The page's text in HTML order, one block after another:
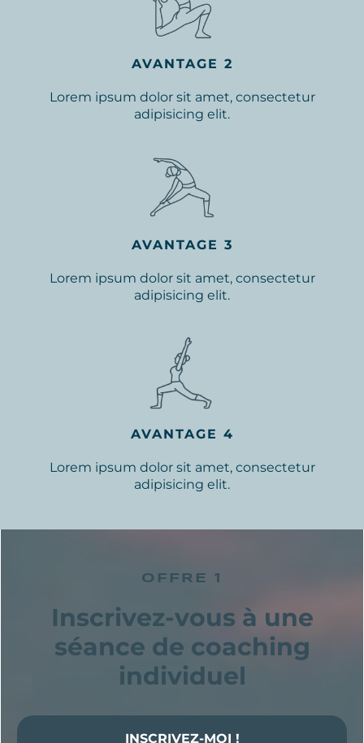
AVANTAGE 2
Lorem ipsum dolor sit amet, consectetur
adipisicing elit.
AVANTAGE 3
Lorem ipsum dolor sit amet, consectetur
adipisicing elit.
AVANTAGE 4
Lorem ipsum dolor sit amet, consectetur
adipisicing elit.
OFFRE 1
Inscrivez-vous à une
séance de coaching
individuel
INSCRIVEZ-MOI !